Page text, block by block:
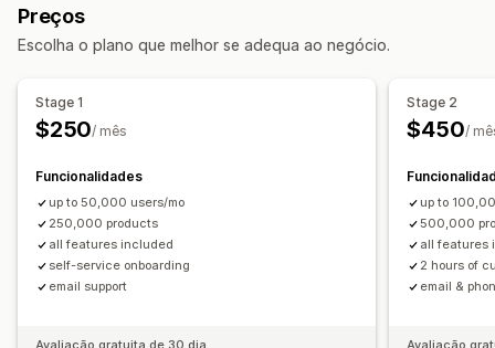
Navegação
Trilhos
Deslocamento infinito
Deslocação para o topo
Personalização
Cor e tipo de letra
CSS personalizado
Análise de dados
Multilingue
Grupos de sinónimos Parar palavras
Aumento de produtos
Pesquisa personalizada
Classificação personalizada
Personalização da apresentação
Reatividade móvel
Estilo personalizado Apresentação de filtros
Filtros personalizados
Página de resultados da pesquisa
Preços
Escolha o plano que melhor se adequa ao negócio.
Stage 1
$250/ mês
Funcionalidades
up to 50,000 users/mo
250,000 products
all features included
self-service onboarding
email support
Stage 2
$450/
up to
500,000
all features
2 hours of
email &